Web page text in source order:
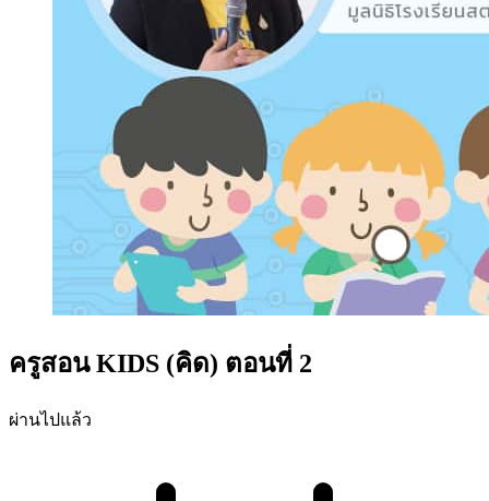
ครูสอน KIDS (คิด) ตอนที่ 2
ผ่านไปแล้ว